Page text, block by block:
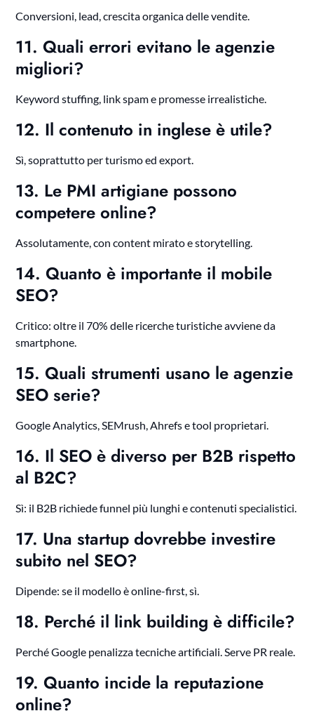
Conversioni, lead, crescita organica delle vendite.
11. Quali errori evitano le agenzie
migliori?
Keyword stuffing, link spam e promesse irrealistiche.
12. Il contenuto in inglese è utile?
Sì, soprattutto per turismo ed export.
13. Le PMI artigiane possono
competere online?
Assolutamente, con content mirato e storytelling.
14. Quanto è importante il mobile
SEO?
Critico: oltre il 70% delle ricerche turistiche avviene da
smartphone.
15. Quali strumenti usano le agenzie
SEO serie?
Google Analytics, SEMrush, Ahrefs e tool proprietari.
16. Il SEO è diverso per B2B rispetto
al B2C?
Sì: il B2B richiede funnel più lunghi e contenuti specialistici.
17. Una startup dovrebbe investire
subito nel SEO?
Dipende: se il modello è online-first, sì.
18. Perché il link building è difficile?
Perché Google penalizza tecniche artificiali. Serve PR reale.
19. Quanto incide la reputazione
online?